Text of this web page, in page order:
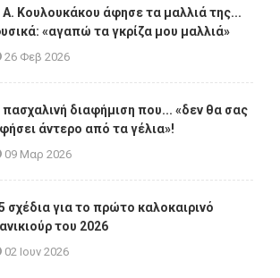
A. Κουλουκάκου άφησε τα μαλλιά της...
«αγαπώ τα γκρίζα μου μαλλιά»
26 Φεβ 2026
πασχαλινή διαφήμιση που... «δεν θα σας
άντερο από τα γέλια»!
09 Μαρ 2026
σχέδια για το πρώτο καλοκαιρινό
του 2026
02 Ιουν 2026